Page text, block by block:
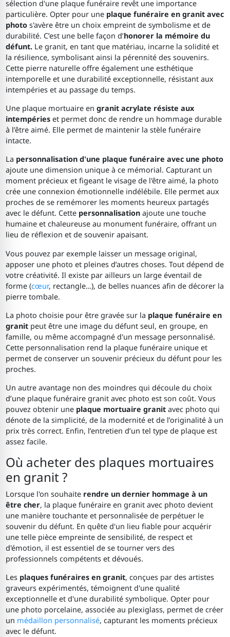
sélection d'une plaque funéraire revêt une importance
particulière. Opter pour une plaque funéraire en granit avec
photo s'avère être un choix empreint de symbolisme et de
durabilité. C’est une belle façon d’honorer la mémoire du
défunt. Le granit, en tant que matériau, incarne la solidité et
la résilience, symbolisant ainsi la pérennité des souvenirs.
Cette pierre naturelle offre également une esthétique
intemporelle et une durabilité exceptionnelle, résistant aux
intempéries et au passage du temps.
Une plaque mortuaire en granit acrylate résiste aux
intempéries et permet donc de rendre un hommage durable
à l’être aimé. Elle permet de maintenir la stèle funéraire
intacte.
La personnalisation d'une plaque funéraire avec une photo
ajoute une dimension unique à ce mémorial. Capturant un
moment précieux et figeant le visage de l'être aimé, la photo
crée une connexion émotionnelle indélébile. Elle permet aux
proches de se remémorer les moments heureux partagés
avec le défunt. Cette personnalisationajoute une touche
humaine et chaleureuse au monument funéraire, offrant un
lieu de réflexion et de souvenir apaisant.
Vous pouvez par exemple laisser un message original,
apposer une photo et pleines d’autres choses. Tout dépend de
votre créativité. Il existe par ailleurs un large éventail de
forme (cœur, rectangle…), de belles nuances afin de décorer la
pierre tombale.
La photo choisie pour être gravée sur la plaque funéraire en
granit peut être une image du défunt seul, en groupe, en
famille, ou même accompagné d'un message personnalisé.
Cette personnalisation rend la plaque funéraire unique et
permet de conserver un souvenir précieux du défunt pour les
proches.
Un autre avantage non des moindres qui découle du choix
d’une plaque funéraire granit avec photo est son coût. Vous
pouvez obtenir une plaque mortuaire granitavec photo qui
dénote de la simplicité, de la modernité et de l’originalité à un
prix très correct. Enfin, l’entretien d’un tel type de plaque est
assez facile.
Où acheter des plaques mortuaires
en granit ?
Lorsque l'on souhaite rendre un dernier hommage à un
être cher, la plaque funéraire en granit avec photo devient
une manière touchante et personnalisée de perpétuer le
souvenir du défunt. En quête d'un lieu fiable pour acquérir
une telle pièce empreinte de sensibilité, de respect et
d'émotion, il est essentiel de se tourner vers des
professionnels compétents et dévoués.
Les plaques funéraires en granit, conçues par des artistes
graveurs expérimentés, témoignent d'une qualité
exceptionnelle et d'une durabilité symbolique. Opter pour
une photo porcelaine, associée au plexiglass, permet de créer
un médaillon personnalisé, capturant les moments précieux
avec le défunt.